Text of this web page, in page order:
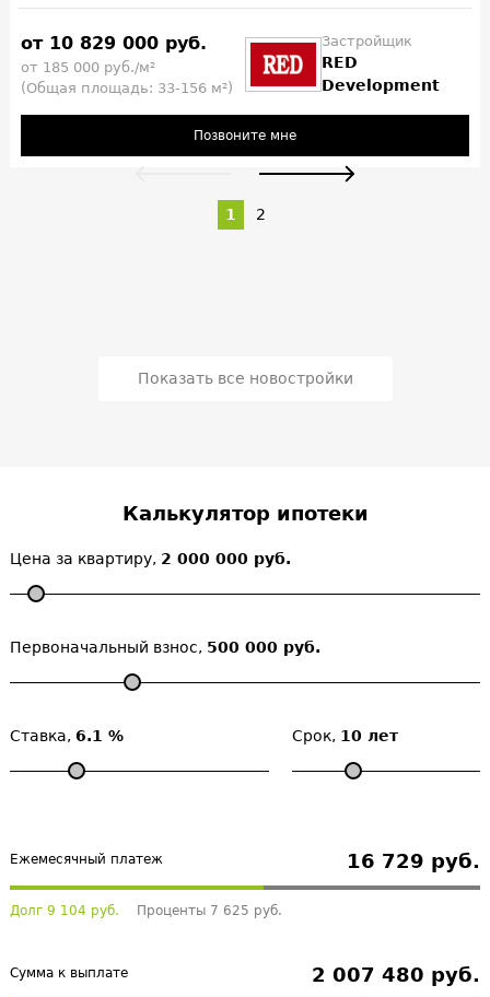
от 10 829 000 руб.
от 185 000 руб./м²
(Общая площадь: 33-156 м²)
Застройщик
RED
Development
Позвоните мне
1 2
Показать все новостройки
Калькулятор ипотеки
Цена за квартиру, 2 000 000 руб.
Первоначальный взнос, 500 000 руб.
Ставка, 6.1 % Срок, 10 лет
Ежемесячный платеж 16 729 руб.
Долг 9 104 руб. Проценты 7 625 руб.
Сумма к выплате 2 007 480 руб.